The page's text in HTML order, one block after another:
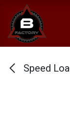
Se rendre au
Speed